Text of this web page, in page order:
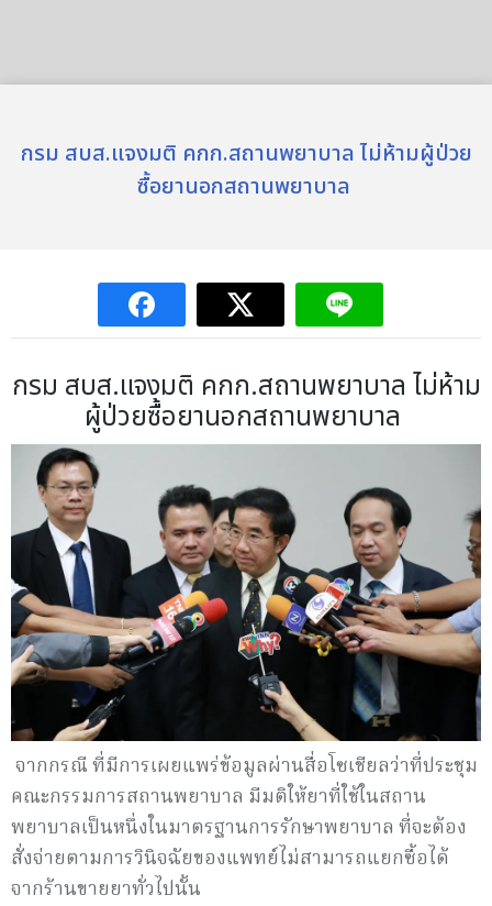
กรม สบส.แจงมติ คกก.สถานพยาบาล ไม่ห้ามผู้ป่วย
ซื้อยานอกสถานพยาบาล
กรม สบส.แจงมติ คกก.สถานพยาบาล ไม่ห้าม
ผู้ป่วยซื้อยานอกสถานพยาบาล
จากกรณี ที่มีการเผยแพร่ข้อมูลผ่านสื่อโซเชียลว่าที่ประชุม
คณะกรรมการสถานพยาบาล มีมติให้ยาที่ใช้ในสถาน
พยาบาลเป็นหนึ่งในมาตรฐานการรักษาพยาบาล ที่จะต้อง
สั่งจ่ายตามการวินิจฉัยของแพทย์ไม่สามารถแยกซื้อได้
จากร้านขายยาทั่วไปนั้น